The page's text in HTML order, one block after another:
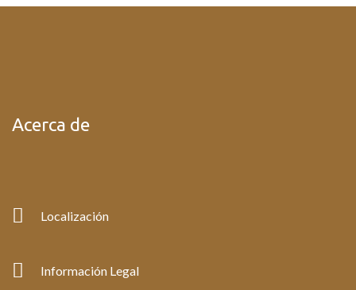
Acerca de
Localización
Información Legal